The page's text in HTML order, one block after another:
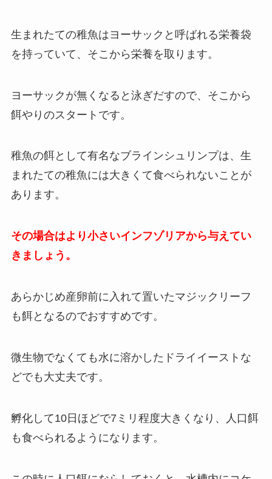
生まれたての稚魚はヨーサックと呼ばれる栄養袋
を持っていて、そこから栄養を取ります。
ヨーサックが無くなると泳ぎだすので、そこから
餌やりのスタートです。
稚魚の餌として有名なブラインシュリンプは、生
まれたての稚魚には大きくて食べられないことが
あります。
その場合はより小さいインフゾリアから与えてい
きましょう。
あらかじめ産卵前に入れて置いたマジックリーフ
も餌となるのでおすすめです。
微生物でなくても水に溶かしたドライイーストな
どでも大丈夫です。
孵化して10日ほどで7ミリ程度大きくなり、人口餌
も食べられるようになります。